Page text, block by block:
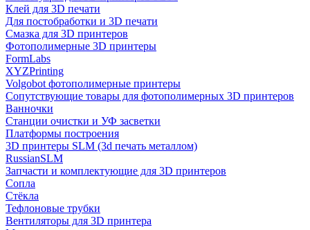
Клей для 3D печати
Для постобработки и 3D печати
Смазка для 3D принтеров
Фотополимерные 3D принтеры
FormLabs
XYZPrinting
Volgobot фотополимерные принтеры
Сопутствующие товары для фотополимерных 3D принтеров
Ванночки
Станции очистки и УФ засветки
Платформы построения
3D принтеры SLM (3d печать металлом)
RussianSLM
Запчасти и комплектующие для 3D принтеров
Сопла
Cтёкла
Тефлоновые трубки
Вентиляторы для 3D принтера